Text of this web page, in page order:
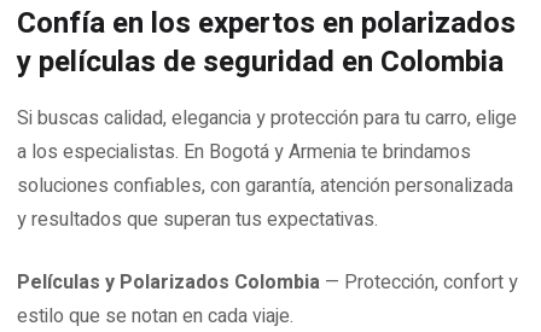
Confía en los expertos en polarizados
y películas de seguridad en Colombia
Si buscas calidad, elegancia y protección para tu carro, elige
a los especialistas. En Bogotá y Armenia te brindamos
soluciones confiables, con garantía, atención personalizada
y resultados que superan tus expectativas.
Películas y Polarizados Colombia — Protección, confort y
estilo que se notan en cada viaje.